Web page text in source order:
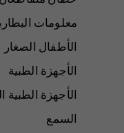
معلومات
الأطفال الصغار
الأجهزة الطبية
الأجهزة الطبية
السمع